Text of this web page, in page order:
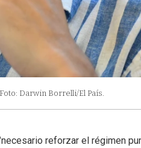
Foto: Darwin Borrelli/El País.
reforzar el régimen